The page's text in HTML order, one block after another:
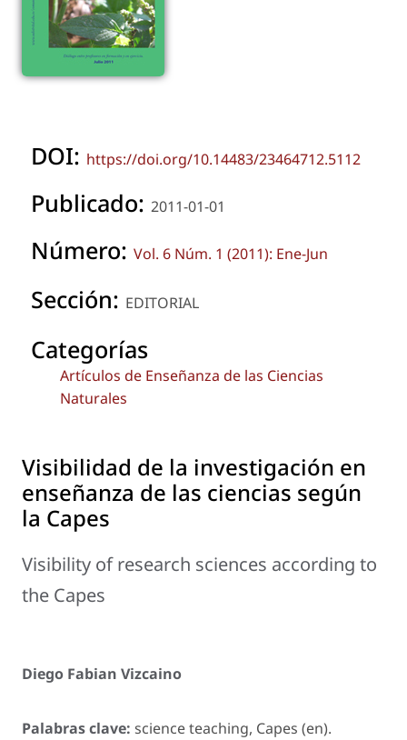
DOI: https://doi.org/10.14483/23464712.5112
Publicado: 2011-01-01
Número: Vol. 6 Núm. 1 (2011): Ene-Jun
Sección: EDITORIAL
Categorías
Artículos de Enseñanza de las Ciencias
Naturales
Visibilidad de la investigación en
enseñanza de las ciencias según
la Capes
Visibility of research sciences according to
the Capes
Diego Fabian Vizcaino
Palabras clave: science teaching, Capes (en).